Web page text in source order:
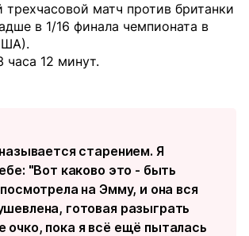
трехчасовой матч против британки
в 1/16 финала чемпионата в
часа 12 минут.
старением. Я
"Вот каково это - быть
на Эмму, и она вся
готовая разыграть
пока я всё ещё пыталась